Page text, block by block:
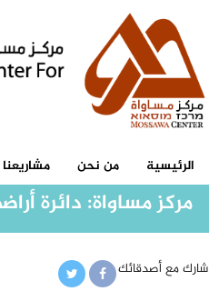
الرئيسية من نحن مشاريعنا
مركز مساواة: دائرة
شارك مع أصدقائك